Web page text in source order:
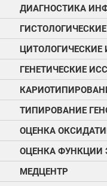
ДИАГНОСТИКА
ЦИТОЛОГИЧЕСКИЕ
ГЕНЕТИЧЕСКИЕ
ТИПИРОВАНИЕ
ОЦЕНКА
ОЦЕНКА ФУНКЦИИ
МЕДЦЕНТР